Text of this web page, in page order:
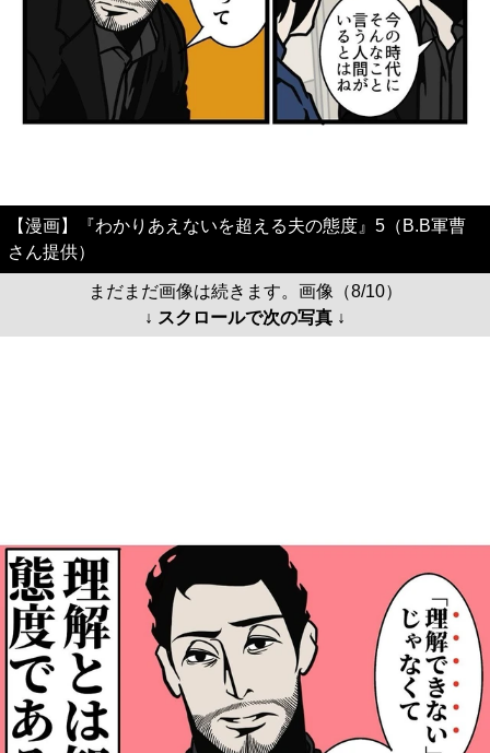
【漫画】『わかりあえないを超える夫の態度』5（B.B軍曹
さん提供）
まだまだ画像は続きます。画像（8/10）
↓ スクロールで次の写真 ↓